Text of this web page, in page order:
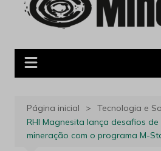
Página inicial
Tecnologia e
RHI Magnesita lança desafios
mineração com o programa M-